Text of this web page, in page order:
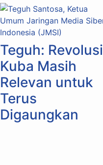
Teguh: Revolusi
Kuba Masih
Relevan untuk
Terus
Digaungkan